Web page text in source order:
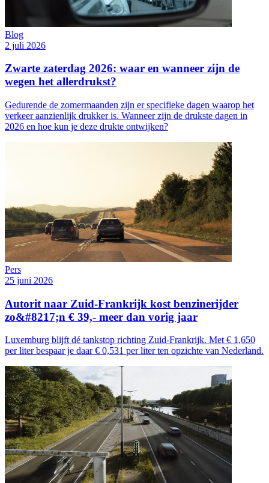
Blog
2 juli 2026
Zwarte zaterdag 2026: waar en wanneer zijn de
wegen het allerdrukst?
Gedurende de zomermaanden zijn er specifieke dagen waarop het
verkeer aanzienlijk drukker is. Wanneer zijn de drukste dagen in
2026 en hoe kun je deze drukte ontwijken?
Pers
25 juni 2026
Autorit naar Zuid-Frankrijk kost benzinerijder
zo&#8217;n € 39,- meer dan vorig jaar
Luxemburg blijft dé tankstop richting Zuid-Frankrijk. Met € 1,650
per liter bespaar je daar € 0,531 per liter ten opzichte van Nederland.